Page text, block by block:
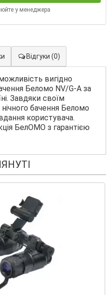
у менеджера
Відгуки (0)
вигідно
Беломо NV/G-A за
Завдяки своїм
бачення Беломо
користувача.
БелОМО з гарантією